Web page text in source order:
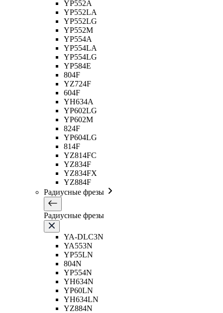
YP552A
YP552LA
YP552LG
YP552M
YP554A
YP554LA
YP554LG
YP584E
804F
YZ724F
604F
YH634A
YP602LG
YP602M
824F
YP604LG
814F
YZ814FC
YZ834F
YZ834FX
YZ884F
Радиусные фрезы
Радиусные фрезы
YA-DLC3N
YA553N
YP55LN
804N
YP554N
YH634N
YP60LN
YH634LN
YZ884N